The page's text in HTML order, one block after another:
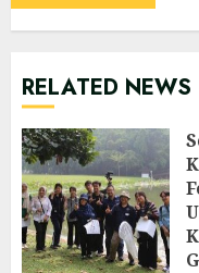
RELATED NEWS